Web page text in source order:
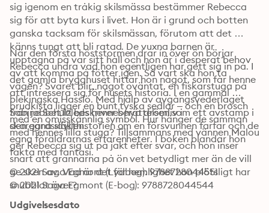
sig igenom en tråkig skilsmässa bestämmer Rebecca
sig för att byta kurs i livet. Hon är i grund och botten
ganska tacksam för skilsmässan, förutom att det
känns tungt att bli ratad. De vuxna barnen är
upptagna på var sitt håll och hon är i desperat behov
av att komma på fötter igen. Så vart ska hon ta
vägen? Svaret blir, något oväntat, en fiskarstuga på
blekingska Hasslö. Med hjälp av avgångsvederlaget
från jobbet inleds hennes nya drömliv i
skärgårdsidyllen.
När den första höststormen drar in över ön börjar
Rebecca undra vad hon egentligen har gett sig in på. I
det gamla brygghuset hittar hon något, som får henne
att intressera sig för husets historia. I en gammal
brudkista ligger en bunt tyska sedlar – och en brosch
med en omisskännlig symbol. Hur hänger de samman
med hennes lilla stuga? Tillsammans med vännen Malou
ger Rebecca sig ut på jakt efter svar, och hon inser
snart att grannarna på ön vet betydligt mer än de vill
ge sken av. Vad är det för hemlighet hon plötsligt har
snubblat över?
Sabine Schulz beskriver berättelsen som ett avstamp i
den egna släkthistorien om en försvunnen farfar och de
egna föräldrarnas erfarenheter. I boken blandar hon
fakta med fantasi.
© 2021 Saga Egmont (Lydbog): 9788728044551
© 2021 Saga Egmont (E-bog): 9788728044544
Udgivelsesdato